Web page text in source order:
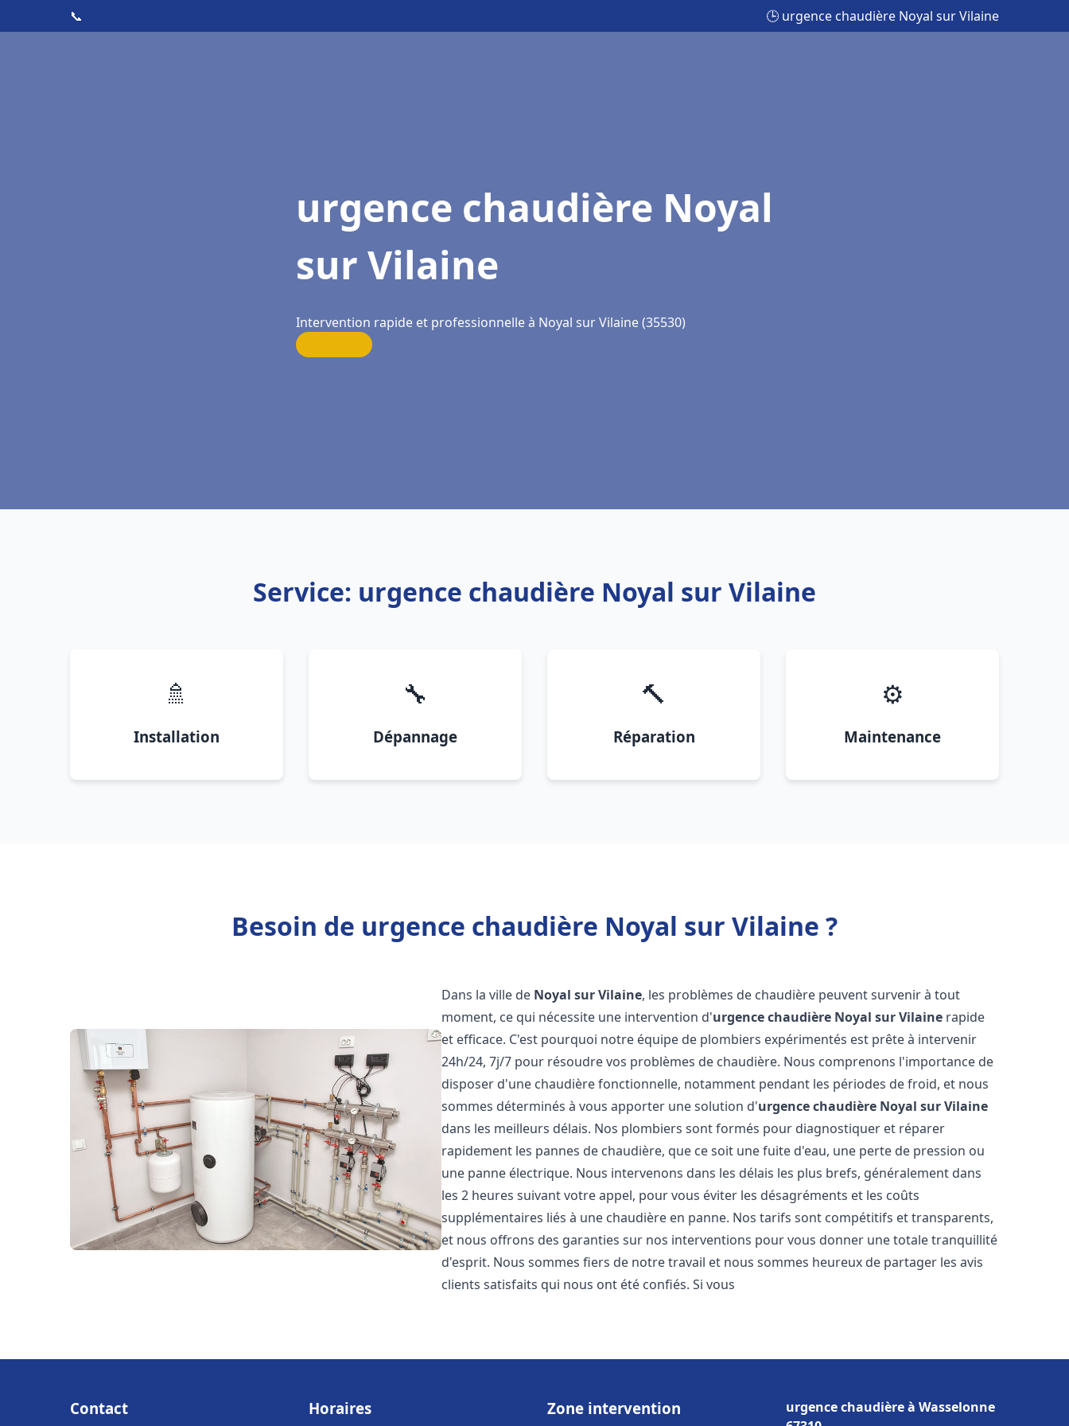
📞 🕒 urgence chaudière Noyal sur Vilaine
urgence chaudière Noyal
sur Vilaine
Intervention rapide et professionnelle à Noyal sur Vilaine (35530)
Service: urgence chaudière Noyal sur Vilaine
🚿
Installation
🔧
Dépannage
🔨
Réparation
⚙️
Maintenance
Besoin de urgence chaudière Noyal sur Vilaine ?
Dans la ville de Noyal sur Vilaine, les problèmes de chaudière peuvent survenir à tout
moment, ce qui nécessite une intervention d'urgence chaudière Noyal sur Vilaine rapide
et efficace. C'est pourquoi notre équipe de plombiers expérimentés est prête à intervenir
24h/24, 7j/7 pour résoudre vos problèmes de chaudière. Nous comprenons l'importance de
disposer d'une chaudière fonctionnelle, notamment pendant les périodes de froid, et nous
sommes déterminés à vous apporter une solution d'urgence chaudière Noyal sur Vilaine
dans les meilleurs délais. Nos plombiers sont formés pour diagnostiquer et réparer
rapidement les pannes de chaudière, que ce soit une fuite d'eau, une perte de pression ou
une panne électrique. Nous intervenons dans les délais les plus brefs, généralement dans
les 2 heures suivant votre appel, pour vous éviter les désagréments et les coûts
supplémentaires liés à une chaudière en panne. Nos tarifs sont compétitifs et transparents,
et nous offrons des garanties sur nos interventions pour vous donner une totale tranquillité
d'esprit. Nous sommes fiers de notre travail et nous sommes heureux de partager les avis
clients satisfaits qui nous ont été confiés. Si vous
Contact Horaires Zone intervention
urgence chaudière à Wasselonne